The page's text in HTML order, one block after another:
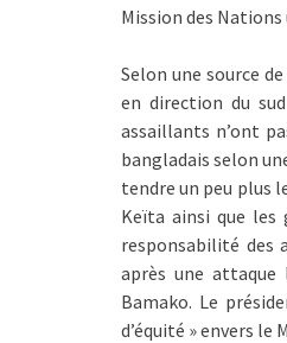
Mission des
Selon une source
en direction du
assaillants n’ont
bangladais selon
tendre un peu plus
Keïta ainsi que les
responsabilité des
après une attaque
Bamako. Le
d’équité » envers